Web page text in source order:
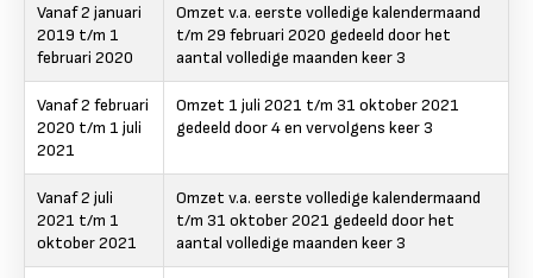
Vanaf 2 januari
2019 t/m 1
februari 2020
Omzet v.a. eerste volledige kalendermaand
t/m 29 februari 2020 gedeeld door het
aantal volledige maanden keer 3
Vanaf 2 februari
2020 t/m 1 juli
2021
Omzet 1 juli 2021 t/m 31 oktober 2021
gedeeld door 4 en vervolgens keer 3
Vanaf 2 juli
2021 t/m 1
oktober 2021
Omzet v.a. eerste volledige kalendermaand
t/m 31 oktober 2021 gedeeld door het
aantal volledige maanden keer 3